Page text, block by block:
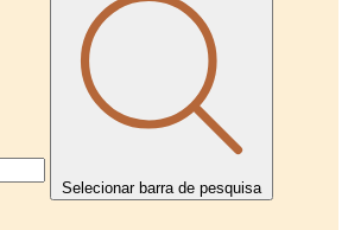
Selecionar barra de pesquisa